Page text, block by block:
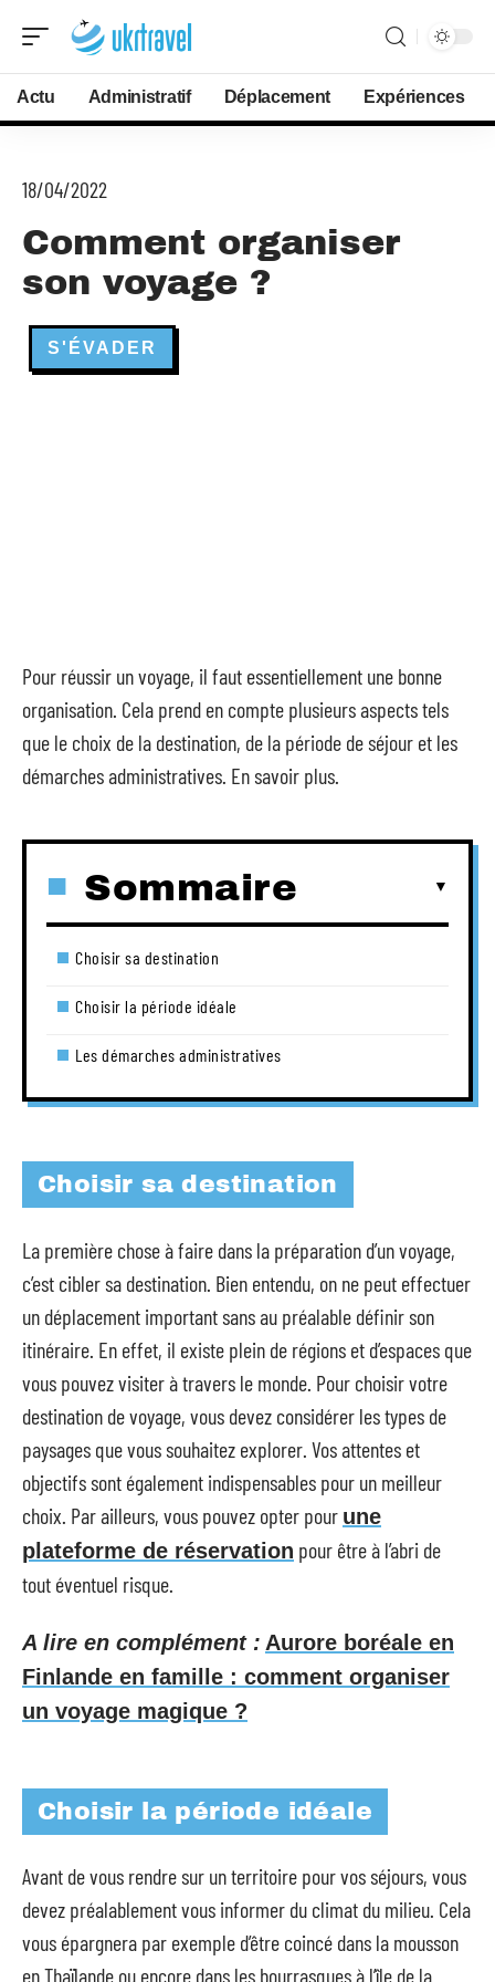
Actu Administratif Déplacement Expériences
18/04/2022
Comment organiser
son voyage ?
S'ÉVADER
Pour réussir un voyage, il faut essentiellement une bonne
organisation. Cela prend en compte plusieurs aspects tels
que le choix de la destination, de la période de séjour et les
démarches administratives. En savoir plus.
Sommaire
Choisir sa destination
Choisir la période idéale
Les démarches administratives
Choisir sa destination
La première chose à faire dans la préparation d’un voyage,
c’est cibler sa destination. Bien entendu, on ne peut effectuer
un déplacement important sans au préalable définir son
itinéraire. En effet, il existe plein de régions et d’espaces que
vous pouvez visiter à travers le monde. Pour choisir votre
destination de voyage, vous devez considérer les types de
paysages que vous souhaitez explorer. Vos attentes et
objectifs sont également indispensables pour un meilleur
choix. Par ailleurs, vous pouvez opter pour une
plateforme de réservation pour être à l’abri de
tout éventuel risque.
A lire en complément : Aurore boréale en
Finlande en famille : comment organiser
un voyage magique ?
Choisir la période idéale
Avant de vous rendre sur un territoire pour vos séjours, vous
devez préalablement vous informer du climat du milieu. Cela
vous épargnera par exemple d’être coincé dans la mousson
en Thaïlande ou encore dans les bourrasques à l’île de la